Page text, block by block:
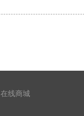
在线商城